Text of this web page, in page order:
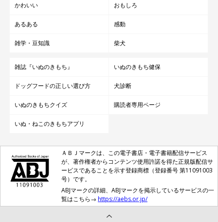
かわいい おもしろ
あるある 感動
雑学・豆知識 柴犬
雑誌『いぬのきもち』 いぬのきもち健保
ドッグフードの正しい選び方 犬診断
いぬのきもちクイズ 購読者専用ページ
いぬ・ねこのきもちアプリ
ＡＢＪマークは、この電子書店・電子書籍配信サービス
が、著作権者からコンテンツ使用許諾を得た正規版配信サ
ービスであることを示す登録商標（登録番号 第11091003
号）です。
ABJマークの詳細、ABJマークを掲示しているサービスの一
覧はこちら→ https://aebs.or.jp/